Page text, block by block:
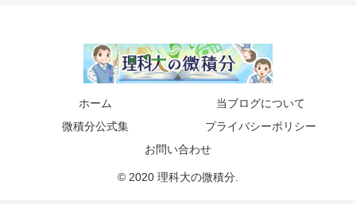
ホーム
当ブログについて
微積分公式集
プライバシーポリシー
お問い合わせ
© 2020 理科大の微積分.